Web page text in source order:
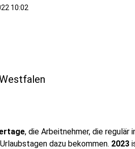
10:02
, die Arbeitnehmer, die regulär
dazu bekommen. 2023